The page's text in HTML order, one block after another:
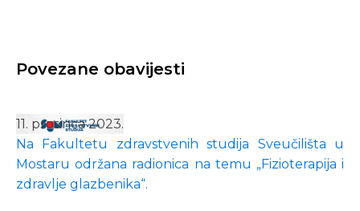
Povezane obavijesti
11. prosinca 2023.
Na Fakultetu zdravstvenih studija Sveučilišta u
Mostaru održana radionica na temu „Fizioterapija i
zdravlje glazbenika“.